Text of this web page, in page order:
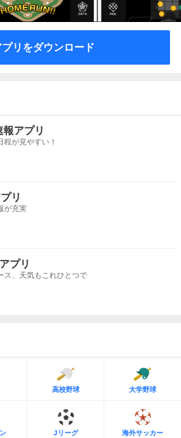
リをダウンロード
アプリ
が見やすい！
リ
が充実
プリ
ス、天気もこれひとつで
高校野球 大学野球
Jリーグ 海外サッカー